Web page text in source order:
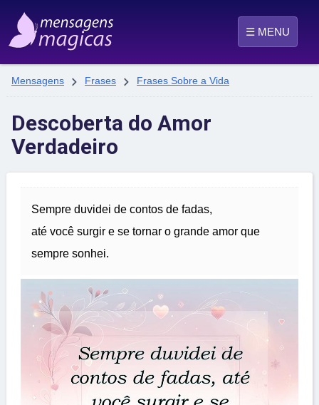
☰ MENU
Mensagens  Frases  Frases Sobre a Vida
Descoberta do Amor
Verdadeiro
Sempre duvidei de contos de fadas,
até você surgir e se tornar o grande amor que
sempre sonhei.